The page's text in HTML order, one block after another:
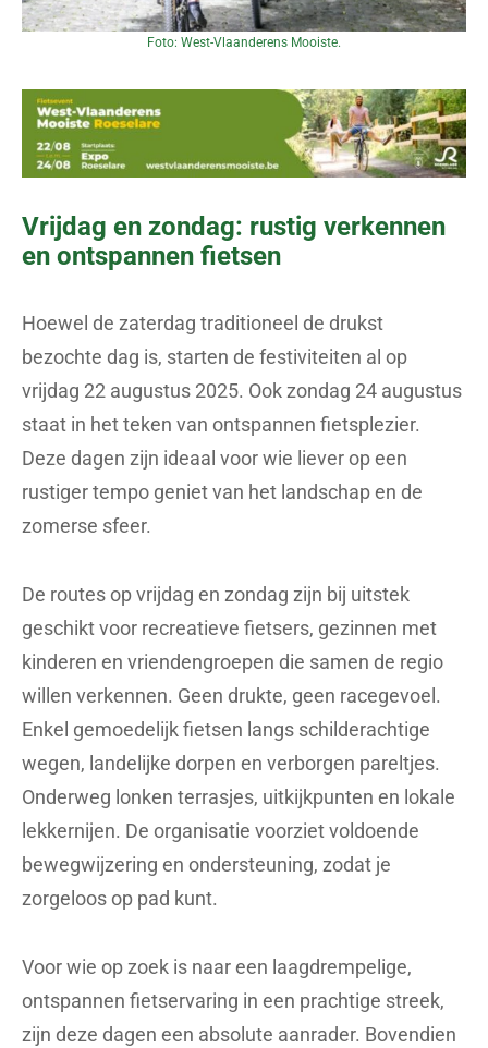
Foto: West-Vlaanderens Mooiste.
Vrijdag en zondag: rustig verkennen
en ontspannen fietsen
Hoewel de zaterdag traditioneel de drukst
bezochte dag is, starten de festiviteiten al op
vrijdag 22 augustus 2025. Ook zondag 24 augustus
staat in het teken van ontspannen fietsplezier.
Deze dagen zijn ideaal voor wie liever op een
rustiger tempo geniet van het landschap en de
zomerse sfeer.
De routes op vrijdag en zondag zijn bij uitstek
geschikt voor recreatieve fietsers, gezinnen met
kinderen en vriendengroepen die samen de regio
willen verkennen. Geen drukte, geen racegevoel.
Enkel gemoedelijk fietsen langs schilderachtige
wegen, landelijke dorpen en verborgen pareltjes.
Onderweg lonken terrasjes, uitkijkpunten en lokale
lekkernijen. De organisatie voorziet voldoende
bewegwijzering en ondersteuning, zodat je
zorgeloos op pad kunt.
Voor wie op zoek is naar een laagdrempelige,
ontspannen fietservaring in een prachtige streek,
zijn deze dagen een absolute aanrader. Bovendien